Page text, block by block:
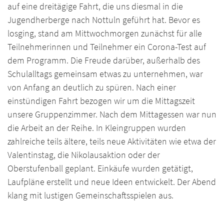
auf eine dreitägige Fahrt, die uns diesmal in die
Jugendherberge nach Nottuln geführt hat. Bevor es
losging, stand am Mittwochmorgen zunächst für alle
Teilnehmerinnen und Teilnehmer ein Corona-Test auf
dem Programm. Die Freude darüber, außerhalb des
Schulalltags gemeinsam etwas zu unternehmen, war
von Anfang an deutlich zu spüren. Nach einer
einstündigen Fahrt bezogen wir um die Mittagszeit
unsere Gruppenzimmer. Nach dem Mittagessen war nun
die Arbeit an der Reihe. In Kleingruppen wurden
zahlreiche teils ältere, teils neue Aktivitäten wie etwa der
Valentinstag, die Nikolausaktion oder der
Oberstufenball geplant. Einkäufe wurden getätigt,
Laufpläne erstellt und neue Ideen entwickelt. Der Abend
klang mit lustigen Gemeinschaftsspielen aus.